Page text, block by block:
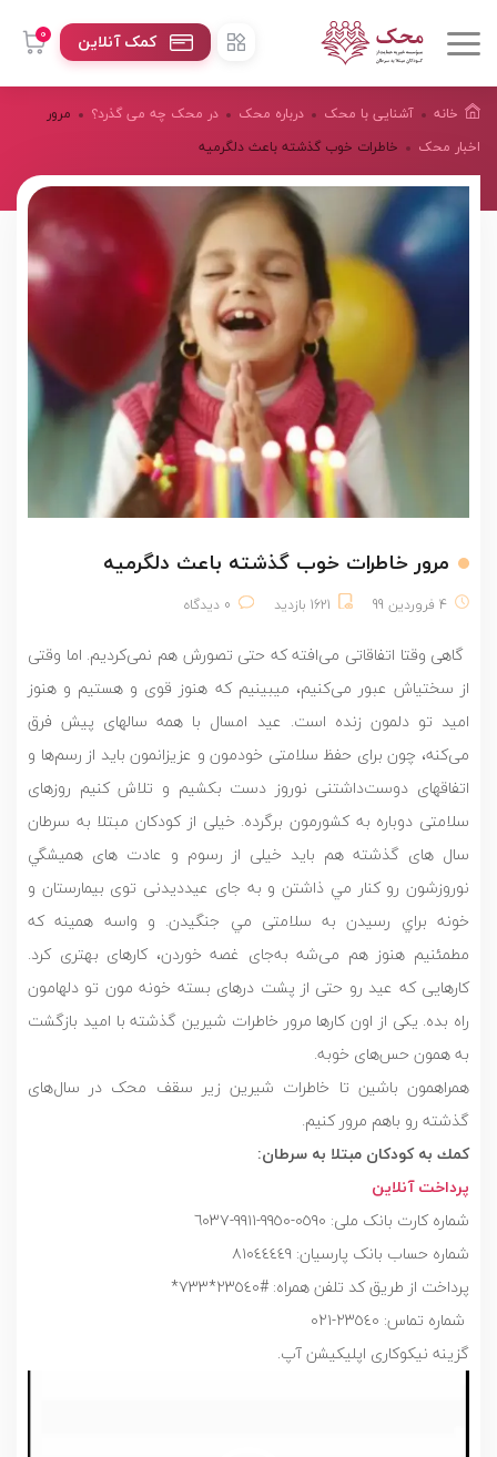
0 کمک آنلاین
خانه آشنایی با محک درباره محک
در محک چه می گذرد؟
اخبار محک
مرور
خاطرات خوب گذشته باعث دلگرمیه
مرور خاطرات خوب گذشته باعث دلگرمیه
4 فروردین 99 1621 بازدید 0 دیدگاه
‌ گاهی وقتا اتفاقاتی می‌افته که حتی تصورش هم نمی‌کردیم. اما وقتی
از سختیاش عبور می‌کنیم، میبینیم که هنوز قوی و هستيم و هنوز
امید تو دلمون زنده است. عید امسال با همه سالهای پیش فرق
می‌کنه، چون برای حفظ سلامتی خودمون و عزیزانمون باید از رسم‌ها و
اتفاقهای دوست‌داشتنی نوروز دست بکشیم و تلاش کنیم روزهای
سلامتی دوباره به کشورمون برگرده. خيلى از كودكان مبتلا به سرطان
سال هاى گذشته هم بايد خيلى از رسوم و عادت هاى هميشگي
نوروزشون رو كنار مي ذاشتن و به جاى عيدديدنى توى بيمارستان و
خونه براي رسيدن به سلامتى مي جنگيدن. و واسه همينه كه
مطمئنيم هنوز هم می‌شه به‌جای غصه خوردن، کارهای بهتری کرد.
كارهايى كه عيد رو حتى از پشت درهاى بسته خونه مون تو دلهامون
راه بده. یکی از اون کارها مرور خاطرات شیرین گذشته با امید بازگشت
به همون حس‌های خوبه‌.
همراهمون باشین تا خاطرات شیرین زیر سقف محک در سال‌های
گذشته رو باهم مرور کنیم.
كمك به كودكان مبتلا به سرطان: ‎
پرداخت آنلاین
گزینه نیکوکاری اپلیکیشن آپ.